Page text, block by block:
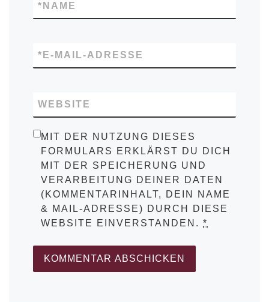
NAME
*
E-MAIL-ADRESSE
*
WEBSITE
MIT DER NUTZUNG DIESES
FORMULARS ERKLÄRST DU DICH
MIT DER SPEICHERUNG UND
VERARBEITUNG DEINER DATEN
(KOMMENTARINHALT, DEIN NAME
& MAIL-ADRESSE) DURCH DIESE
WEBSITE EINVERSTANDEN. *